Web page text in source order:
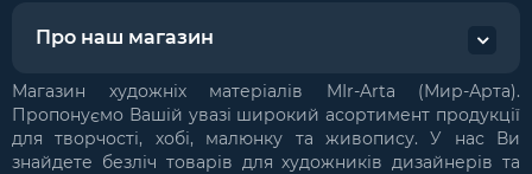
Про наш магазин
Магазин художніх матеріалів MIr-Arta (Мир-Арта).
Пропонуємо Вашій увазі широкий асортимент продукції
для творчості, хобі, малюнку та живопису. У нас Ви
знайдете безліч товарів для художників дизайнерів та